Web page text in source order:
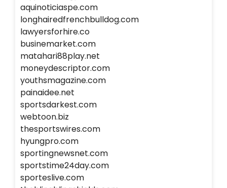
aquinoticiaspe.com
longhairedfrenchbulldog.com
lawyersforhire.co
businemarket.com
matahari88play.net
moneydescriptor.com
youthsmagazine.com
painaidee.net
sportsdarkest.com
webtoon.biz
thesportswires.com
hyungpro.com
sportingnewsnet.com
sportstime24day.com
sporteslive.com